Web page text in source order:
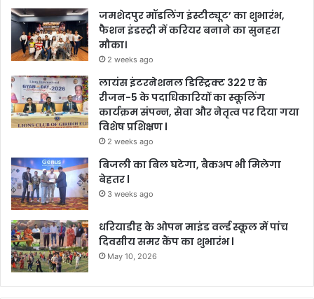
जमशेदपुर मॉडलिंग इंस्टीट्यूट’ का शुभारंभ,
फैशन इंडस्ट्री में करियर बनाने का सुनहरा
मौका।
2 weeks ago
लायंस इंटरनेशनल डिस्ट्रिक्ट 322 ए के
रीजन-5 के पदाधिकारियों का स्कूलिंग
कार्यक्रम संपन्न, सेवा और नेतृत्व पर दिया गया
विशेष प्रशिक्षण l
2 weeks ago
बिजली का बिल घटेगा, बैकअप भी मिलेगा
बेहतर l
3 weeks ago
धरियाडीह के ओपन माइंड वर्ल्ड स्कूल में पांच
दिवसीय समर कैंप का शुभारंभ l
May 10, 2026